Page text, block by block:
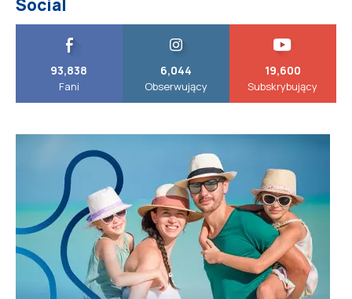
Social
93,838
Fani
6,044
Obserwujący
19,600
Subskrybujący